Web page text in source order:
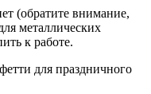
(обратите внимание,
металлических
к работе.